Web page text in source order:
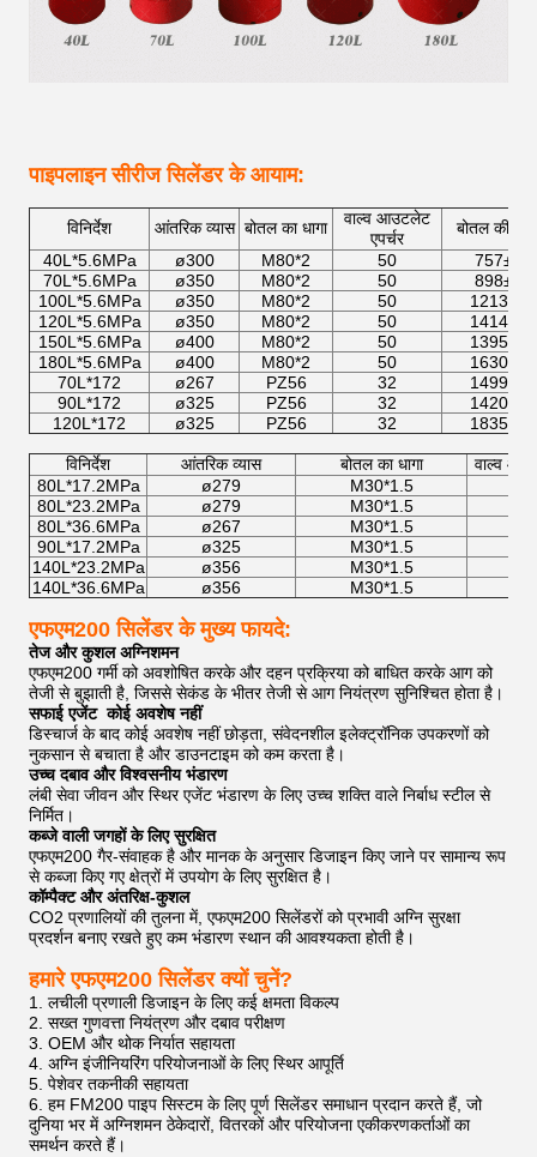
पाइपलाइन सीरीज सिलेंडर के आयाम:
विनिर्देश आंतरिक व्यास बोतल का धागा
वाल्व आउटलेट
एपर्चर
बोतल की
40L*5.6MPa
ø300 M80*2 50
757±15
70L*5.6MPa
ø350 M80*2 50
898±10
100L*5.6MPa
ø350 M80*2 50
1213±10
120L*5.6MPa
ø350 M80*2 50
1414±10
150L*5.6MPa
ø400 M80*2 50
1395±10
180L*5.6MPa
ø400 M80*2 50
1630±10
70L*172
ø267 PZ56 32
1499±10
90L*172
ø325 PZ56 32
1420±10
120L*172
ø325 PZ56 32 1835±10
विनिर्देश आंतरिक व्यास बोतल का धागा
वाल्व
80L*17.2MPa
ø279 M30*1.5
80L*23.2MPa
ø279 M30*1.5
80L*36.6MPa
ø267 M30*1.5
90L*17.2MPa
ø325 M30*1.5
140L*23.2MPa
ø356 M30*1.5
140L*36.6MPa
ø356 M30*1.5
एफएम200 सिलेंडर के मुख्य फायदे:
तेज और कुशल अग्निशमन
एफएम200 गर्मी को अवशोषित करके और दहन प्रक्रिया को बाधित करके आग को
तेजी से बुझाती है, जिससे सेकंड के भीतर तेजी से आग नियंत्रण सुनिश्चित होता है।
सफाई एजेंट ️ कोई अवशेष नहीं
डिस्चार्ज के बाद कोई अवशेष नहीं छोड़ता, संवेदनशील इलेक्ट्रॉनिक उपकरणों को
नुकसान से बचाता है और डाउनटाइम को कम करता है।
उच्च दबाव और विश्वसनीय भंडारण
लंबी सेवा जीवन और स्थिर एजेंट भंडारण के लिए उच्च शक्ति वाले निर्बाध स्टील से
निर्मित।
कब्जे वाली जगहों के लिए सुरक्षित
एफएम200 गैर-संवाहक है और मानक के अनुसार डिजाइन किए जाने पर सामान्य रूप
से कब्जा किए गए क्षेत्रों में उपयोग के लिए सुरक्षित है।
कॉम्पैक्ट और अंतरिक्ष-कुशल
CO2 प्रणालियों की तुलना में, एफएम200 सिलेंडरों को प्रभावी अग्नि सुरक्षा
प्रदर्शन बनाए रखते हुए कम भंडारण स्थान की आवश्यकता होती है।
हमारे एफएम200 सिलेंडर क्यों चुनें?
लचीली प्रणाली डिजाइन के लिए कई क्षमता विकल्प
सख्त गुणवत्ता नियंत्रण और दबाव परीक्षण
OEM और थोक निर्यात सहायता
अग्नि इंजीनियरिंग परियोजनाओं के लिए स्थिर आपूर्ति
पेशेवर तकनीकी सहायता
हम FM200 पाइप सिस्टम के लिए पूर्ण सिलेंडर समाधान प्रदान करते हैं, जो
दुनिया भर में अग्निशमन ठेकेदारों, वितरकों और परियोजना एकीकरणकर्ताओं का
समर्थन करते हैं।